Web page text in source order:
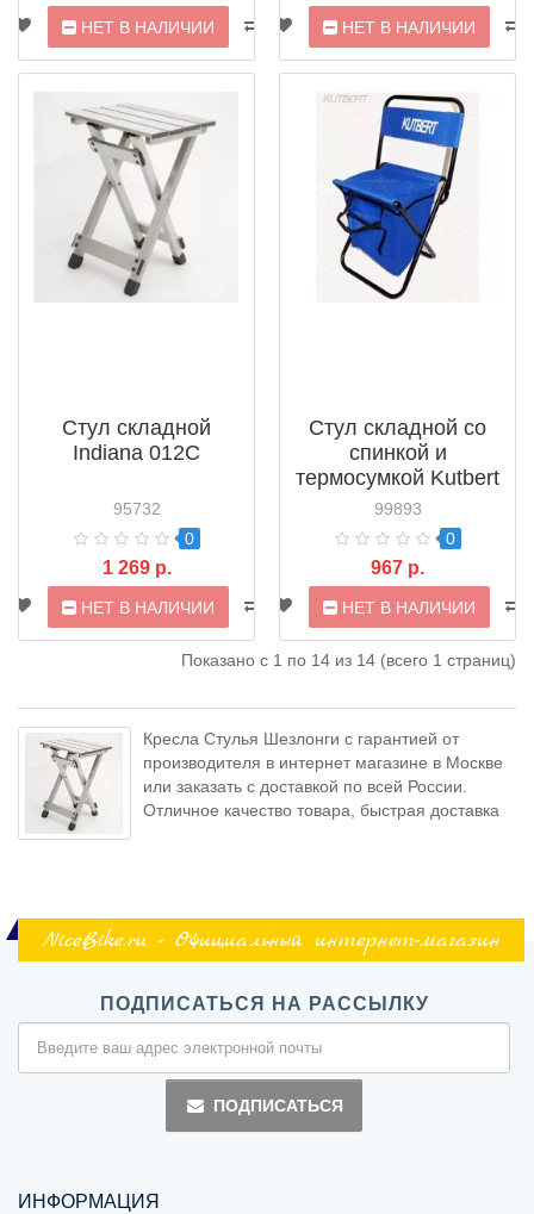
НЕТ В НАЛИЧИИ НЕТ В НАЛИЧИИ
Стул складной
Indiana 012C
95732
0
1 269 р.
НЕТ В НАЛИЧИИ
Стул складной со
спинкой и
термосумкой Kutbert
YTFS01
99893
0
967 р.
НЕТ В НАЛИЧИИ
Показано с 1 по 14 из 14 (всего 1 страниц)
Кресла Стулья Шезлонги с гарантией от
производителя в интернет магазине в Москве
или заказать с доставкой по всей России.
Отличное качество товара, быстрая доставка
NiceBike.ru - Официальный интернет-магазин
ПОДПИСАТЬСЯ НА РАССЫЛКУ
ПОДПИСАТЬСЯ
ИНФОРМАЦИЯ